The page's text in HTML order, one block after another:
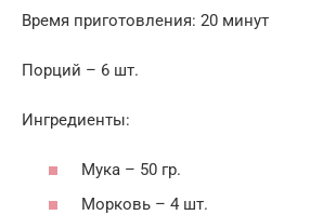
Время приготовления: 20 минут
Порций – 6 шт.
Ингредиенты:
Мука – 50 гр.
Морковь – 4 шт.